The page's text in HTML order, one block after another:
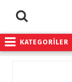
KATEGORİLER